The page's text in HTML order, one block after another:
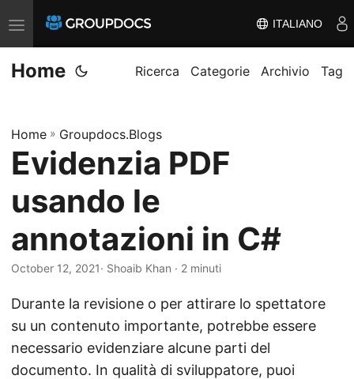
T
o
g
e
n
v
g
a
ITALIANO
Home Ricerca Categorie Archivio Tag
Home » Groupdocs.Blogs
Evidenzia PDF
usando le
annotazioni in C#
October 12, 2021· Shoaib Khan · 2 minuti
Durante la revisione o per attirare lo spettatore
su un contenuto importante, potrebbe essere
necessario evidenziare alcune parti del
documento. In qualità di sviluppatore, puoi